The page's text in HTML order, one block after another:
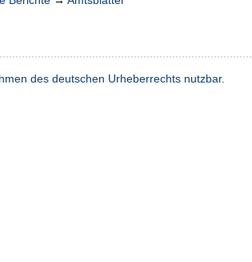
des deutschen Urheberrechts nutzbar.